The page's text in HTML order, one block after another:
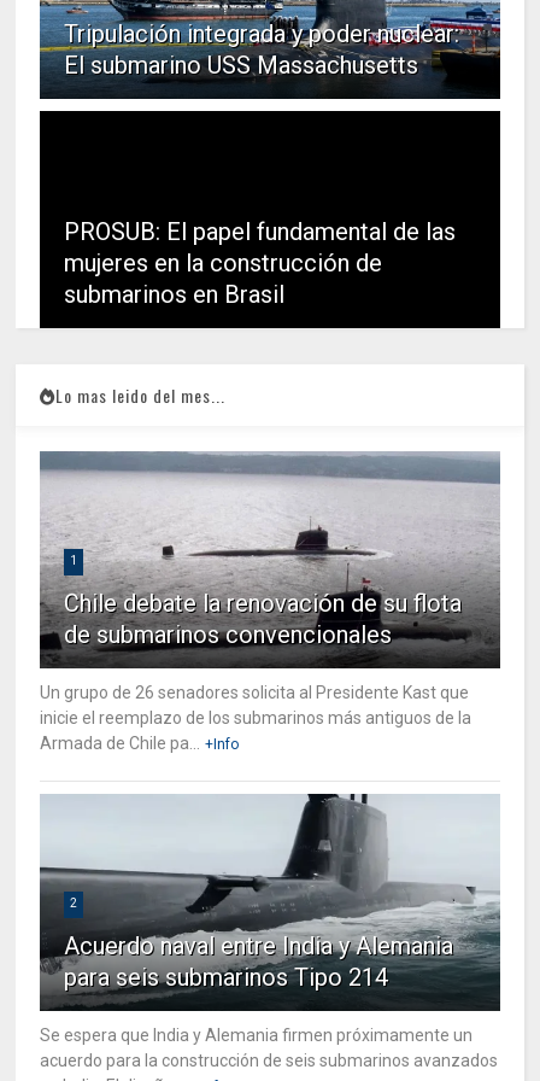
Tripulación integrada y poder nuclear:
El submarino USS Massachusetts
PROSUB: El papel fundamental de las
mujeres en la construcción de
submarinos en Brasil
Lo mas leido del mes...
1
Chile debate la renovación de su flota
de submarinos convencionales
Un grupo de 26 senadores solicita al Presidente Kast que
inicie el reemplazo de los submarinos más antiguos de la
Armada de Chile pa... +Info
2
Acuerdo naval entre India y Alemania
para seis submarinos Tipo 214
Se espera que India y Alemania firmen próximamente un
acuerdo para la construcción de seis submarinos avanzados